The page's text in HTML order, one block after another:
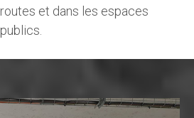
routes et dans les espaces
publics.